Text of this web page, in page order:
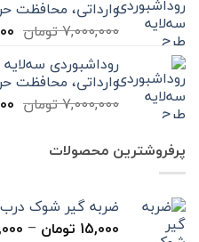
وارداتی، محافظت
7,000,000تومان
روداشبوردی
وارداتی، محافظت
7,000,000تومان
پرفروشترین محصولات
ضربه گیر شوک درب
15,000 تومان –